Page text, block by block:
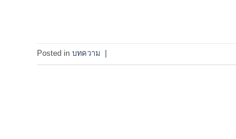
Posted in บทความ